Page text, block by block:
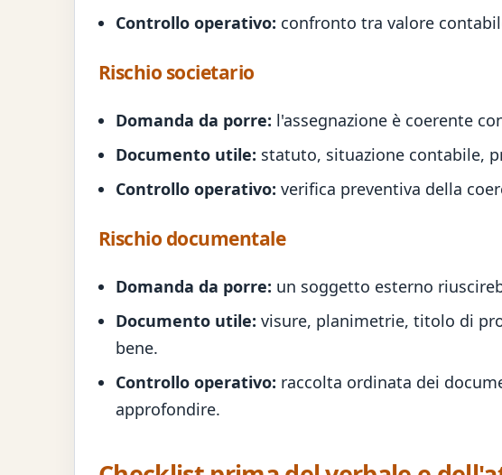
Controllo operativo: confronto tra valore
Rischio societario
Domanda da porre: l'assegnazione è coerente
Documento utile: statuto, situazione contabile,
Controllo operativo: verifica preventiva della
Rischio documentale
Domanda da porre: un soggetto esterno
Documento utile: visure, planimetrie, titolo di
bene.
Controllo operativo: raccolta ordinata dei
approfondire.